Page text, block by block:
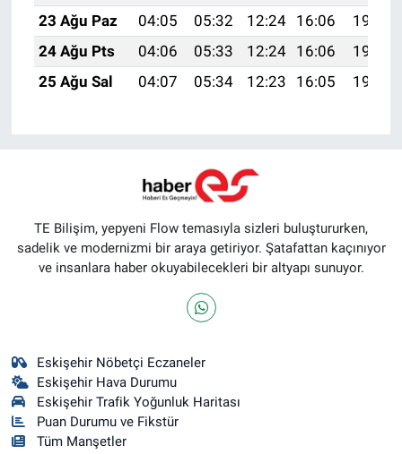
23 Ağu Paz
04:05 05:32 12:24 16:06
19:06
24 Ağu Pts
04:06 05:33 12:24 16:06
19:05
25 Ağu Sal
04:07 05:34 12:23 16:05 19:03
TE Bilişim, yepyeni Flow temasıyla sizleri buluştururken,
sadelik ve modernizmi bir araya getiriyor. Şatafattan kaçınıyor
ve insanlara haber okuyabilecekleri bir altyapı sunuyor.
Eskişehir Nöbetçi Eczaneler
Eskişehir Hava Durumu
Eskişehir Trafik Yoğunluk Haritası
Puan Durumu ve Fikstür
Tüm Manşetler